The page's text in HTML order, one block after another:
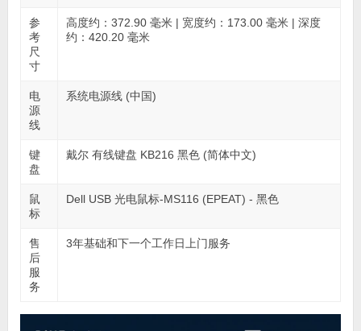
参
考
尺
寸
高度约：372.90 毫米 | 宽度约：173.00 毫米 | 深度
约：420.20 毫米
电
源
线
系统电源线 (中国)
键
盘
戴尔 有线键盘 KB216 黑色 (简体中文)
鼠
标
Dell USB 光电鼠标-MS116 (EPEAT) - 黑色
售
后
服
务
3年基础和下一个工作日上门服务